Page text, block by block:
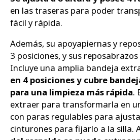
en las traseras para poder
fácil y rápida.
Además, su apoyapiernas y
3 posiciones, y sus
Incluye una amplia bandeja
en 4 posiciones y cubre
para una limpieza más rápida.
extraer para transformarla en
con paras regulables para
cinturones para fijarlo a la silla.